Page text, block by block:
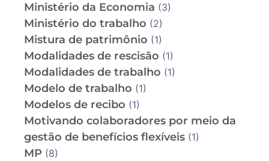
Ministério da Economia (3)
Ministério do trabalho (2)
Mistura de patrimônio (1)
Modalidades de rescisão (1)
Modalidades de trabalho (1)
Modelo de trabalho (1)
Modelos de recibo (1)
Motivando colaboradores por meio da
gestão de benefícios flexíveis (1)
MP (8)